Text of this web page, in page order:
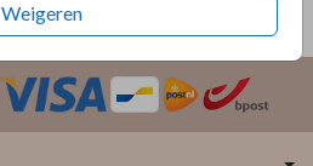
Weigeren